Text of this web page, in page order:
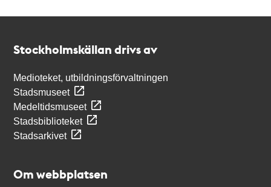
Stockholmskällan drivs av
Medioteket, utbildningsförvaltningen
Stadsmuseet
Medeltidsmuseet
Stadsbiblioteket
Stadsarkivet
Om webbplatsen